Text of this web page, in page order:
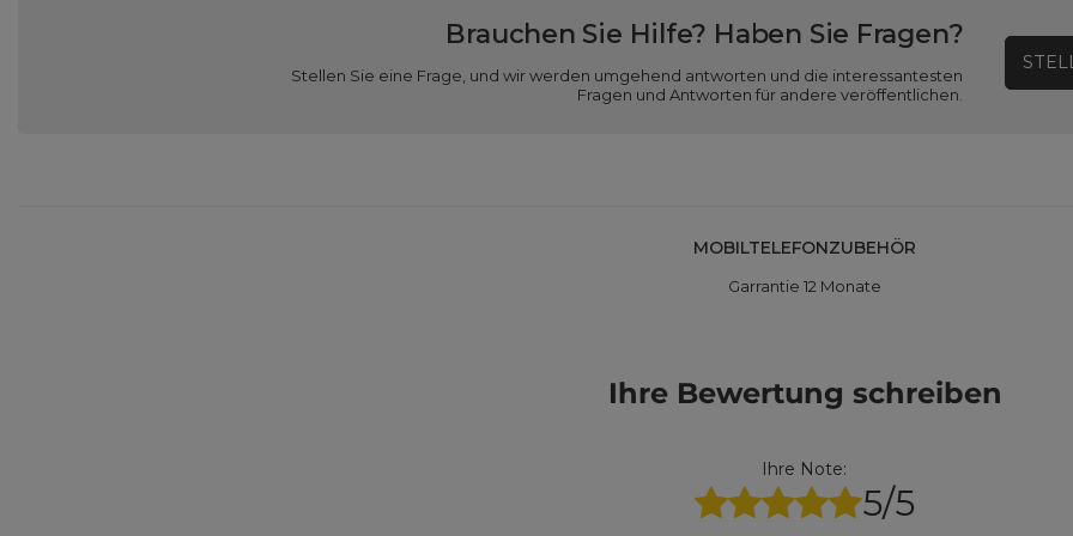
Brauchen Sie Hilfe? Haben Sie Fragen?
Stellen Sie eine Frage, und wir werden umgehend antworten und die interessantesten
Fragen und Antworten für andere veröffentlichen.
MOBILTELEFONZUBEHÖR
Garrantie 12 Monate
Ihre Bewertung schreiben
Ihre Note:
5/5